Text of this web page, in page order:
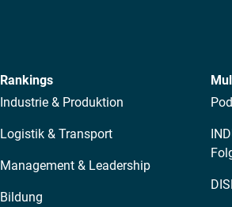
Rankings
Industrie & Produktion
Logistik & Transport
Management & Leadership
Bildung